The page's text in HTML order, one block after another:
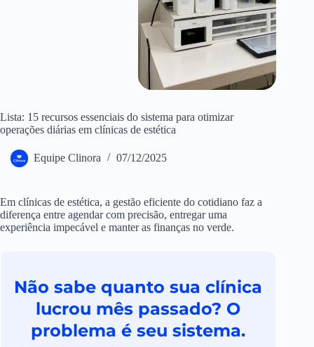
Lista: 15 recursos essenciais do sistema para otimizar
operações diárias em clínicas de estética
Equipe Clinora 07/12/2025
Em clínicas de estética, a gestão eficiente do cotidiano faz a
diferença entre agendar com precisão, entregar uma
experiência impecável e manter as finanças no verde.
Não sabe quanto sua clínica
lucrou mês passado? O
problema é seu sistema.